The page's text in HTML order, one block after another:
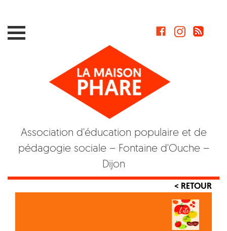
Association d'éducation populaire et de
pédagogie sociale – Fontaine d'Ouche –
Dijon
< RETOUR